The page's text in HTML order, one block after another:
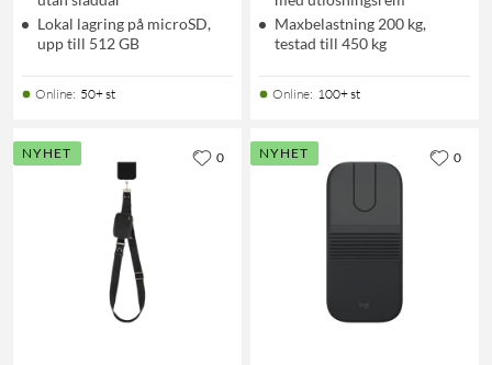
Lokal lagring på microSD,
upp till 512 GB
Online: 50+ st
Maxbelastning 200 kg,
testad till 450 kg
Online: 100+ st
NYHET 0 NYHET 0